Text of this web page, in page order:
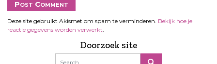
Deze site gebruikt Akismet om spam te verminderen. Bekijk hoe je
reactie gegevens worden verwerkt.
Doorzoek site